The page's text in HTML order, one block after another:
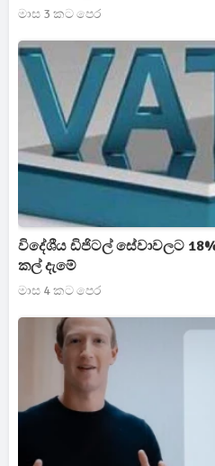
මාස 3 කට පෙර
විදේශීය ඩිජිටල් සේවාවලට
කල් දැමේ
මාස 4 කට පෙර